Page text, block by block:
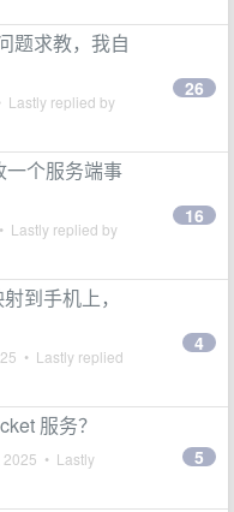
题求教，我自
Lastly replied by
26
一个服务端事
• Lastly replied by
16
到手机上，
• Lastly replied
4
服务？
2025 • Lastly
5